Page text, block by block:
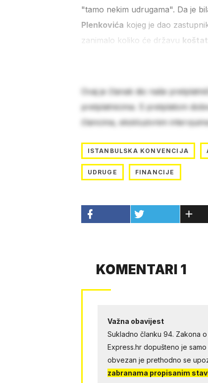
"tamo nekim udrugama". Da je
Plenkovića kojeg je dao
zanimalo koliko će državu
Ovaj je članak dio naše
pretplatnicima. S pretplatom
člancima, ekskluzivnim
ISTANBULSKA KONVENCIJA
UDRUGE FINANCIJE
KOMENTARI 1
Važna obavijest
Sukladno članku 94. Zakona
Express.hr dopušteno je
obvezan je prethodno se
zabranama propisanim